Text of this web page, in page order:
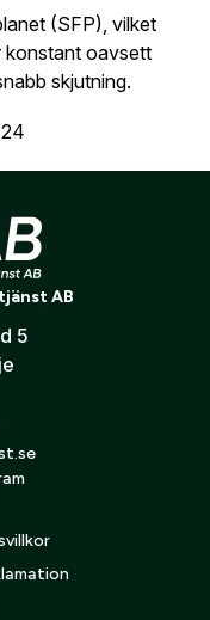
(SFP), vilket
konstant oavsett
skjutning.
riktmedelsstorlek
Kontakta
konto.
enligt
AB
5